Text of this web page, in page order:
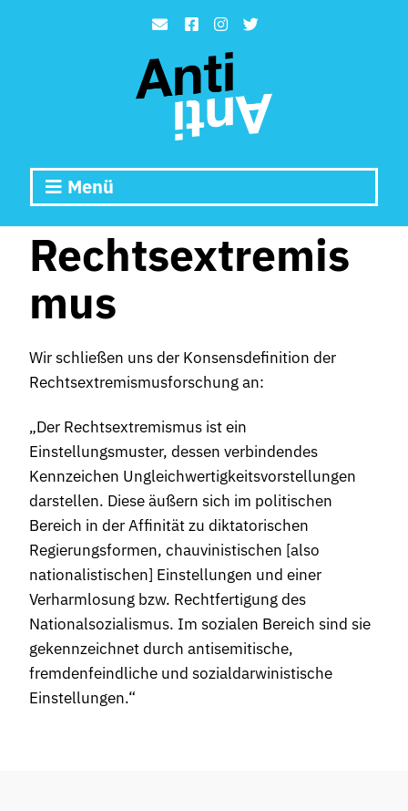
Menü
Rechtsextremis
mus
Wir schließen uns der Konsensdefinition der
Rechtsextremismusforschung an:
„Der Rechtsextremismus ist ein
Einstellungsmuster, dessen verbindendes
Kennzeichen Ungleichwertigkeitsvorstellungen
darstellen. Diese äußern sich im politischen
Bereich in der Affinität zu diktatorischen
Regierungsformen, chauvinistischen [also
nationalistischen] Einstellungen und einer
Verharmlosung bzw. Rechtfertigung des
Nationalsozialismus. Im sozialen Bereich sind sie
gekennzeichnet durch antisemitische,
fremdenfeindliche und sozialdarwinistische
Einstellungen.“